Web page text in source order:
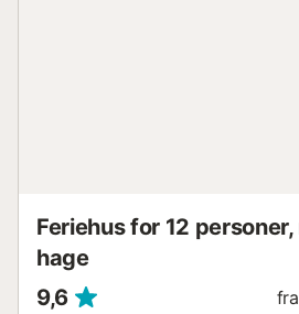
Feriehus for 12
hage
9,6
fra